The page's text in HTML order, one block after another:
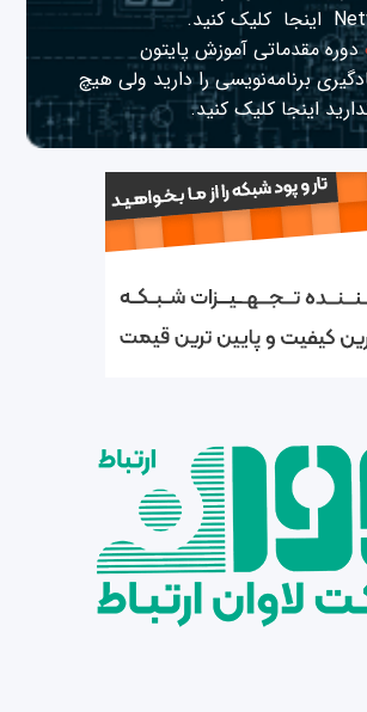
اینجا کلیک کنید.
دوره مقدماتی آموزش پایتون
برنامه‌نویسی را دارید ولی هیچ
اینجا کلیک کنید.